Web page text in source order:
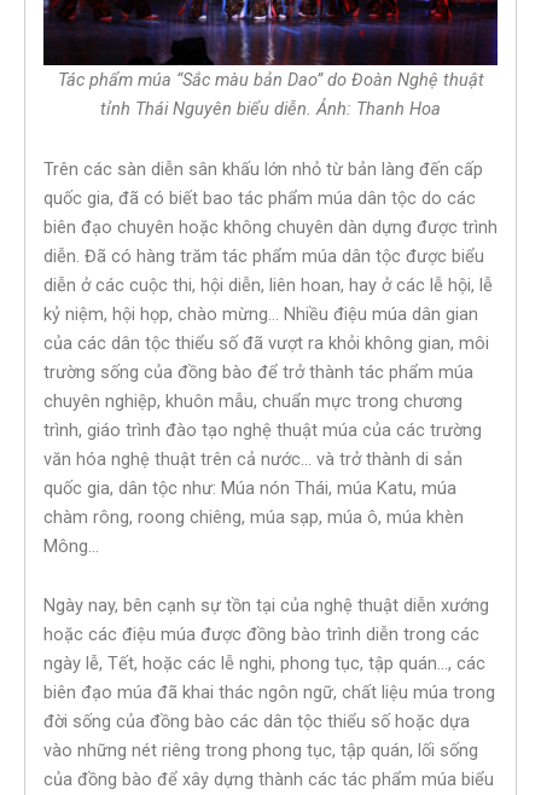
Tác phẩm múa “Sắc màu bản Dao” do Đoàn Nghệ thuật
tỉnh Thái Nguyên biểu diễn. Ảnh: Thanh Hoa
Trên các sàn diễn sân khấu lớn nhỏ từ bản làng đến cấp
quốc gia, đã có biết bao tác phẩm múa dân tộc do các
biên đạo chuyên hoặc không chuyên dàn dựng được trình
diễn. Đã có hàng trăm tác phẩm múa dân tộc được biểu
diễn ở các cuộc thi, hội diễn, liên hoan, hay ở các lễ hội, lễ
kỷ niệm, hội họp, chào mừng… Nhiều điệu múa dân gian
của các dân tộc thiểu số đã vượt ra khỏi không gian, môi
trường sống của đồng bào để trở thành tác phẩm múa
chuyên nghiệp, khuôn mẫu, chuẩn mực trong chương
trình, giáo trình đào tạo nghệ thuật múa của các trường
văn hóa nghệ thuật trên cả nước… và trở thành di sản
quốc gia, dân tộc như: Múa nón Thái, múa Katu, múa
chàm rông, roong chiêng, múa sạp, múa ô, múa khèn
Mông…
Ngày nay, bên cạnh sự tồn tại của nghệ thuật diễn xướng
hoặc các điệu múa được đồng bào trình diễn trong các
ngày lễ, Tết, hoặc các lễ nghi, phong tục, tập quán…, các
biên đạo múa đã khai thác ngôn ngữ, chất liệu múa trong
đời sống của đồng bào các dân tộc thiểu số hoặc dựa
vào những nét riêng trong phong tục, tập quán, lối sống
của đồng bào để xây dựng thành các tác phẩm múa biểu